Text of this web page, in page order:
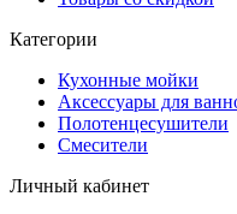
Категории
Кухонные мойки
Аксессуары для
Полотенцесушители
Смесители
Личный кабинет